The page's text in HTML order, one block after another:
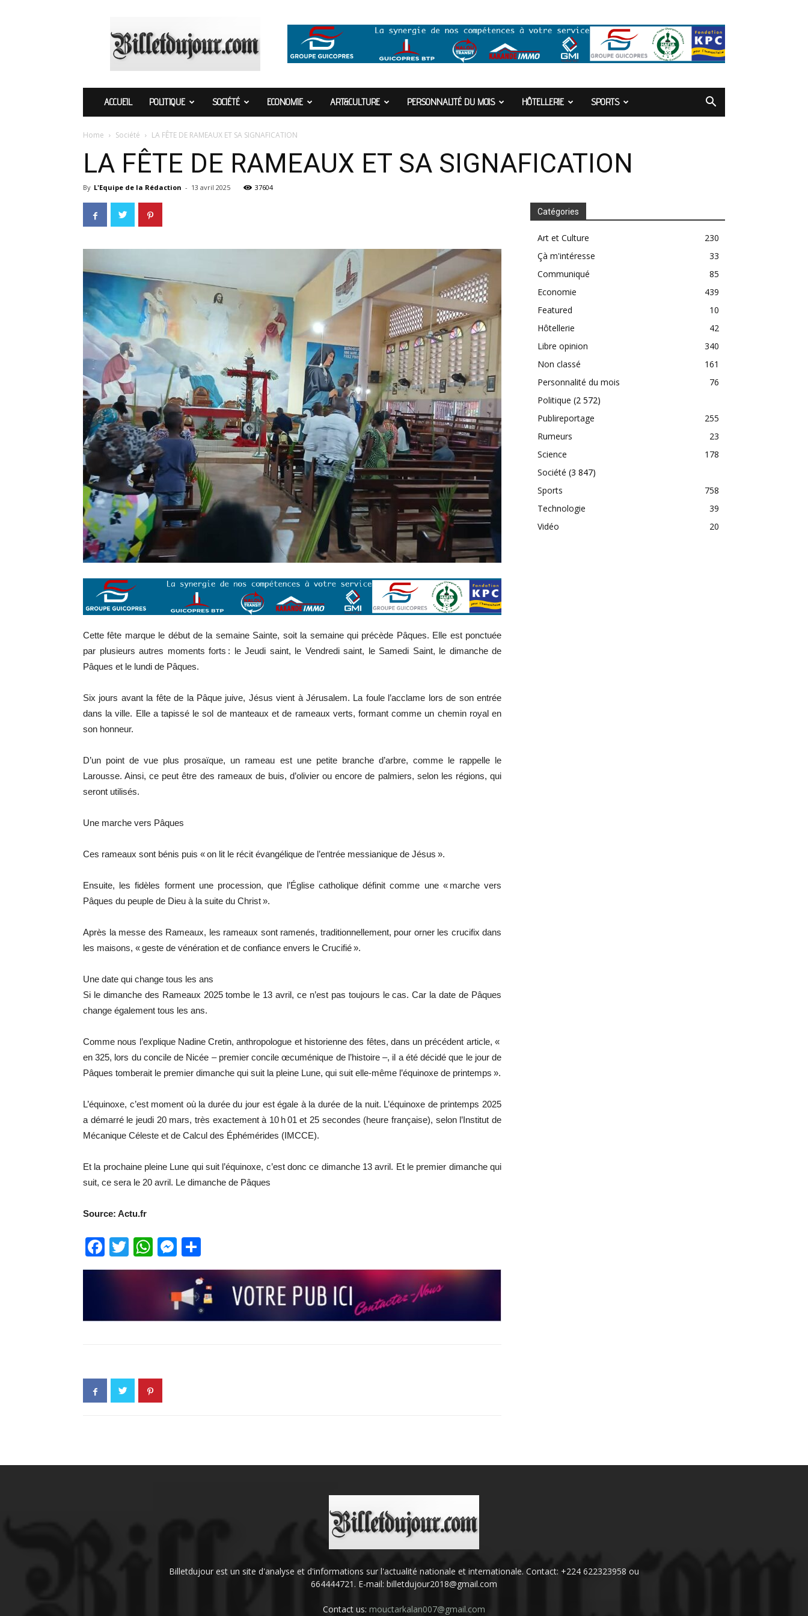
ACCUEIL POLITIQUE SOCIÉTÉ ECONOMIE ART&CULTURE PERSONNALITÉ DU MOIS HÔTELLERIE SPORTS
Home Société LA FÊTE DE RAMEAUX ET SA SIGNAFICATION
LA FÊTE DE RAMEAUX ET SA SIGNAFICATION
By L'Equipe de la Rédaction - 13 avril 2025 37604
Cette fête marque le début de la semaine Sainte, soit la semaine qui précède Pâques. Elle est ponctuée
par plusieurs autres moments forts : le Jeudi saint, le Vendredi saint, le Samedi Saint, le dimanche de
Pâques et le lundi de Pâques.
Six jours avant la fête de la Pâque juive, Jésus vient à Jérusalem. La foule l’acclame lors de son entrée
dans la ville. Elle a tapissé le sol de manteaux et de rameaux verts, formant comme un chemin royal en
son honneur.
D’un point de vue plus prosaïque, un rameau est une petite branche d’arbre, comme le rappelle le
Larousse. Ainsi, ce peut être des rameaux de buis, d’olivier ou encore de palmiers, selon les régions, qui
seront utilisés.
Une marche vers Pâques
Ces rameaux sont bénis puis « on lit le récit évangélique de l’entrée messianique de Jésus ».
Ensuite, les fidèles forment une procession, que l’Église catholique définit comme une « marche vers
Pâques du peuple de Dieu à la suite du Christ ».
Après la messe des Rameaux, les rameaux sont ramenés, traditionnellement, pour orner les crucifix dans
les maisons, « geste de vénération et de confiance envers le Crucifié ».
Une date qui change tous les ans
Si le dimanche des Rameaux 2025 tombe le 13 avril, ce n’est pas toujours le cas. Car la date de Pâques
change également tous les ans.
Comme nous l’explique Nadine Cretin, anthropologue et historienne des fêtes, dans un précédent article, «
en 325, lors du concile de Nicée – premier concile œcuménique de l’histoire –, il a été décidé que le jour de
Pâques tomberait le premier dimanche qui suit la pleine Lune, qui suit elle-même l’équinoxe de printemps ».
L’équinoxe, c’est moment où la durée du jour est égale à la durée de la nuit. L’équinoxe de printemps 2025
a démarré le jeudi 20 mars, très exactement à 10 h 01 et 25 secondes (heure française), selon l’Institut de
Mécanique Céleste et de Calcul des Éphémérides (IMCCE).
Et la prochaine pleine Lune qui suit l’équinoxe, c’est donc ce dimanche 13 avril. Et le premier dimanche qui
suit, ce sera le 20 avril. Le dimanche de Pâques
Source: Actu.fr
Facebook
TwitterWhatsApp
Messenger
Catégories
Art et Culture
230
Çà m'intéresse
33
Communiqué
85
Economie
439
Featured
10
Hôtellerie
42
Libre opinion
340
Non classé
161
Personnalité du mois
76
Politique (2 572)
Publireportage
255
Rumeurs
23
Science
178
Société (3 847)
Sports
758
Technologie
39
Vidéo
20
Billetdujour est un site d'analyse et d'informations sur l'actualité nationale et internationale. Contact: +224 622323958 ou
664444721. E-mail: billetdujour2018@gmail.com
Contact us: mouctarkalan007@gmail.com